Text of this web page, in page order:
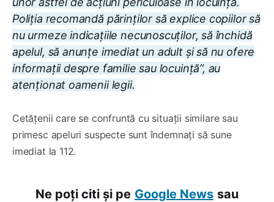
Poliția recomandă părinților să explice copiilor să
nu urmeze indicațiile necunoscuților, să închidă
apelul, să anunțe imediat un adult și să nu ofere
informații despre familie sau locuință”, au
atenționat oamenii legii.
Cetățenii care se confruntă cu situații similare sau
primesc apeluri suspecte sunt îndemnați să sune
imediat la 112.
Ne poți citi și pe Google News sau